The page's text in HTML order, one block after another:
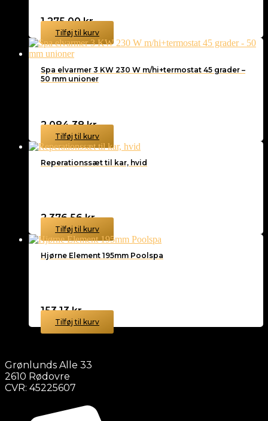
1.275,00kr.
Tilføj til kurv
Spa elvarmer 3 KW 230 W m/hi+termostat 45 grader –
50 mm unioner
2.084,38kr.
Tilføj til kurv
Reperationssæt til kar, hvid
2.376,56kr.
Tilføj til kurv
Hjørne Element 195mm Poolspa
153,13kr.
Tilføj til kurv
Grønlunds Alle 33
2610 Rødovre
CVR: 45225607